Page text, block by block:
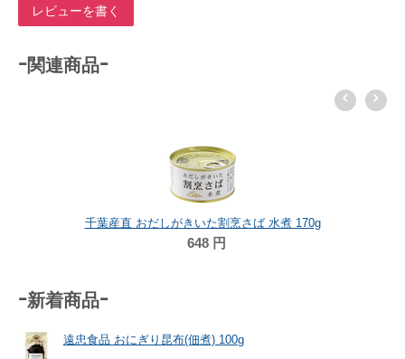
レビューを書く
-関連商品-
千葉産直 おだしがきいた割烹さば 水煮 170g
648 円
-新着商品-
遠忠食品 おにぎり昆布(佃煮) 100g